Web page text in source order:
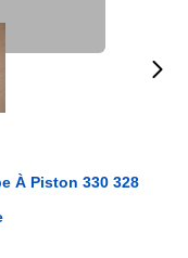
À Piston 330 328